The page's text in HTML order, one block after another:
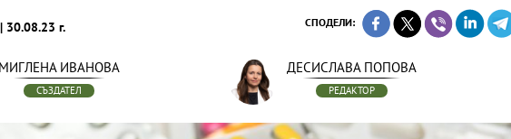
30.08.23 г. СПОДЕЛИ:
МИГЛЕНА ИВАНОВА
СЪЗДАТЕЛ
ДЕСИСЛАВА ПОПОВА
РЕДАКТОР